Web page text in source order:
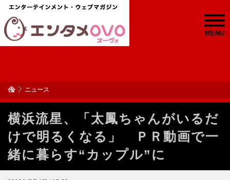
MENU
ニュース
横浜流星、「太鳳ちゃんがいるだ
けで明るくなる」 ＰＲ動画で一
緒に暮らす“カップル”に